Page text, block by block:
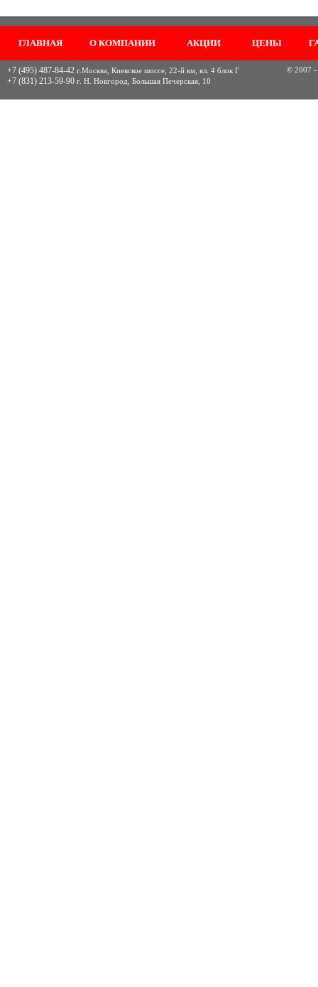
ГЛАВНАЯ О КОМПАНИИ АКЦИИ ЦЕНЫ
+7 (495) 487-84-42 г.Москва, Киевское шоссе, 22-й км, вл. 4 блок Г
+7 (831) 213-59-90 г. Н. Новгород, Большая Печерская, 10
© 2007